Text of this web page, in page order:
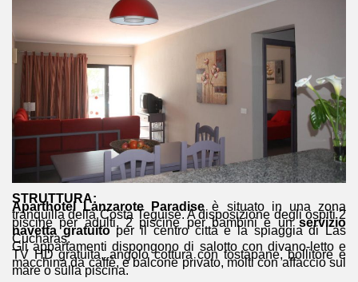
STRUTTURA:
Aparthotel Lanzarote Paradiseè situato in una zona
tranquilla della Costa Teguise. A disposizione degli ospiti 2
piscine per adulti, 2 piscine per bambini e unservizio
navetta gratuitoper il centro città e la spiaggia di Las
Cucharas.
Gli appartamenti dispongono di salotto con divano-letto e
TV HD gratuita, angolo cottura con tostapane, bollitore e
macchina da caffè, e balcone privato, molti con affaccio sul
mare o sulla piscina.